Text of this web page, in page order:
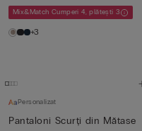
Mix&Match Cumperi 4, plătești 3
+3
Personalizat
Pantaloni Scurți din Mătase